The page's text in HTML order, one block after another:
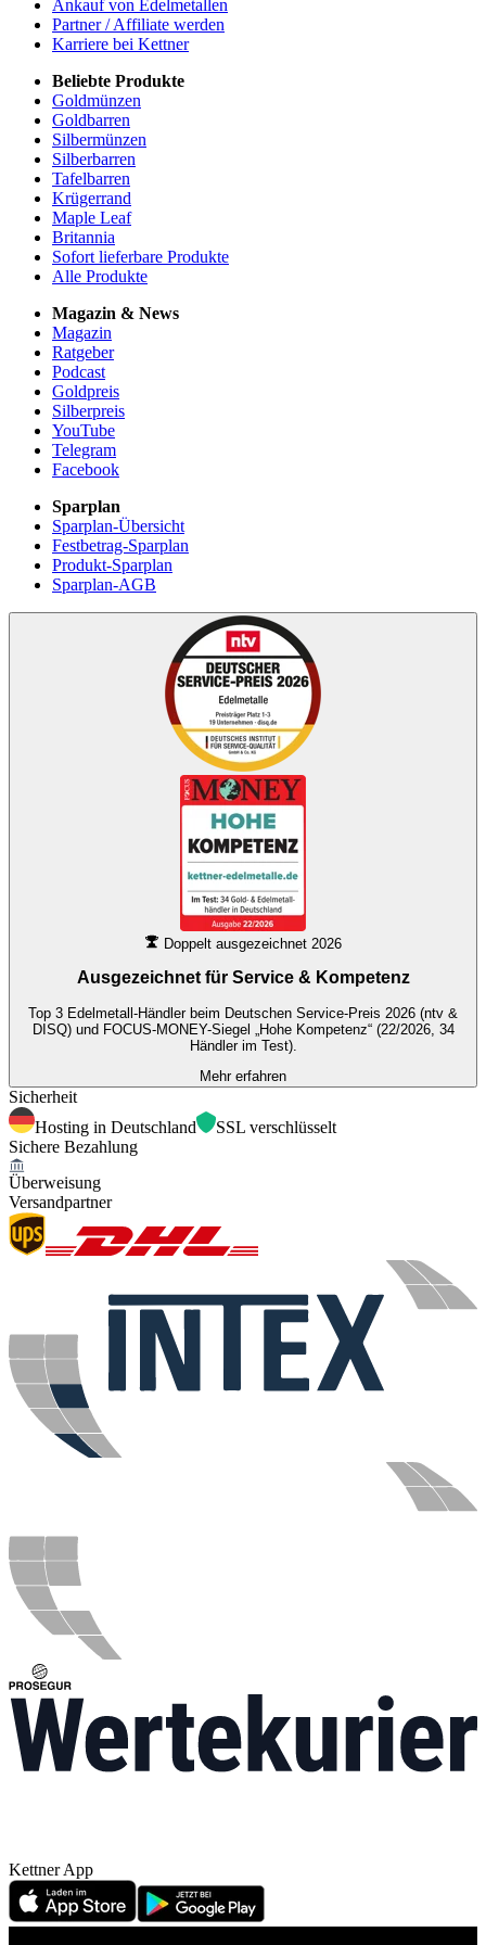
Ankauf von Edelmetallen
Partner / Affiliate werden
Karriere bei Kettner
Beliebte Produkte
Goldmünzen
Goldbarren
Silbermünzen
Silberbarren
Tafelbarren
Krügerrand
Maple Leaf
Britannia
Sofort lieferbare Produkte
Alle Produkte
Magazin & News
Magazin
Ratgeber
Podcast
Goldpreis
Silberpreis
YouTube
Telegram
Facebook
Sparplan
Sparplan-Übersicht
Festbetrag-Sparplan
Produkt-Sparplan
Sparplan-AGB
Doppelt ausgezeichnet 2026
Ausgezeichnet für Service & Kompetenz
Top 3 Edelmetall-Händler beim Deutschen Service-Preis 2026 (ntv &
DISQ) und FOCUS-MONEY-Siegel „Hohe Kompetenz“ (22/2026, 34
Händler im Test).
Mehr erfahren
Sicherheit
Hosting in Deutschland
SSL verschlüsselt
Sichere Bezahlung
Überweisung
Versandpartner
Kettner App